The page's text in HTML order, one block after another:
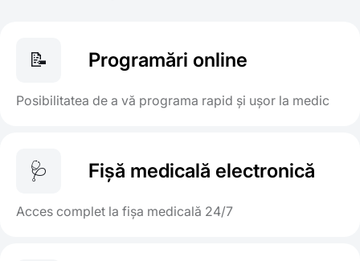
📝 Programări online
Posibilitatea de a vă programa rapid și ușor la medic
🩺 Fișă medicală electronică
Acces complet la fișa medicală 24/7